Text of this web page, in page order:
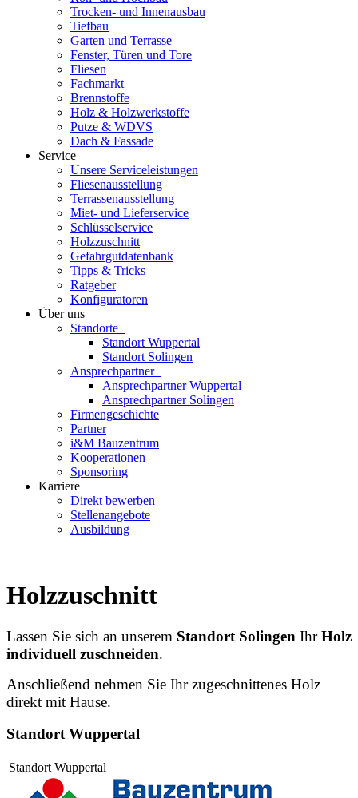
Trocken- und Innenausbau
Tiefbau
Garten und Terrasse
Fenster, Türen und Tore
Fliesen
Fachmarkt
Brennstoffe
Holz & Holzwerkstoffe
Putze & WDVS
Dach & Fassade
Service
Unsere Serviceleistungen
Fliesenausstellung
Terrassenausstellung
Miet- und Lieferservice
Schlüsselservice
Holzzuschnitt
Gefahrgutdatenbank
Tipps & Tricks
Ratgeber
Konfiguratoren
Über uns
Standorte
Standort Wuppertal
Standort Solingen
Ansprechpartner
Ansprechpartner Wuppertal
Ansprechpartner Solingen
Firmengeschichte
Partner
i&M Bauzentrum
Kooperationen
Sponsoring
Karriere
Direkt bewerben
Stellenangebote
Ausbildung
Holzzuschnitt
Lassen Sie sich an unserem Standort Solingen IhrHolz
individuell zuschneiden.
Anschließend nehmen Sie Ihr zugeschnittenes Holz
direkt mit Hause.
Standort Wuppertal
Standort Wuppertal